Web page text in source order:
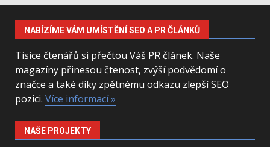
NABÍZÍME VÁM UMÍSTĚNÍ SEO A PR ČLÁNKŮ
Tisíce čtenářů si přečtou Váš PR článek. Naše
magazíny přinesou čtenost, zvýší podvědomí o
značce a také díky zpětnému odkazu zlepší SEO
pozici. Více informací »
NAŠE PROJEKTY